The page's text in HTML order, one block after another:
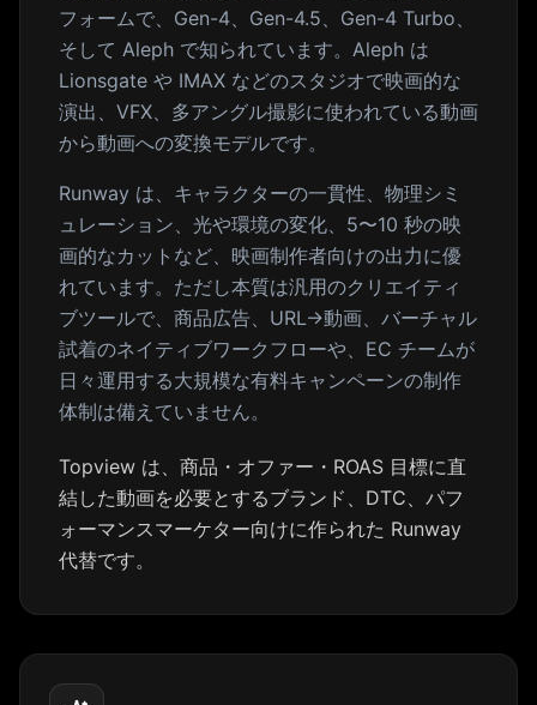
フォームで、Gen-4、Gen-4.5、Gen-4 Turbo、
そして Aleph で知られています。Aleph は
Lionsgate や IMAX などのスタジオで映画的な
演出、VFX、多アングル撮影に使われている動画
から動画への変換モデルです。
Runway は、キャラクターの一貫性、物理シミ
ュレーション、光や環境の変化、5〜10 秒の映
画的なカットなど、映画制作者向けの出力に優
れています。ただし本質は汎用のクリエイティ
ブツールで、商品広告、URL→動画、バーチャル
試着のネイティブワークフローや、EC チームが
日々運用する大規模な有料キャンペーンの制作
体制は備えていません。
Topview は、商品・オファー・ROAS 目標に直
結した動画を必要とするブランド、DTC、パフ
ォーマンスマーケター向けに作られた Runway
代替です。